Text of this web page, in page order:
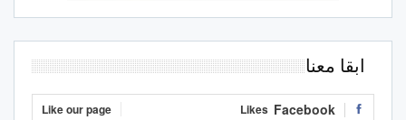
ابقا معنا
Facebook
Likes
Like our page